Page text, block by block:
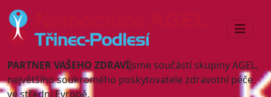
PARTNER VAŠEHO ZDRAVÍJsme součástí skupiny AGEL,
největšího soukromého poskytovatele zdravotní péče
ve střední Evropě.